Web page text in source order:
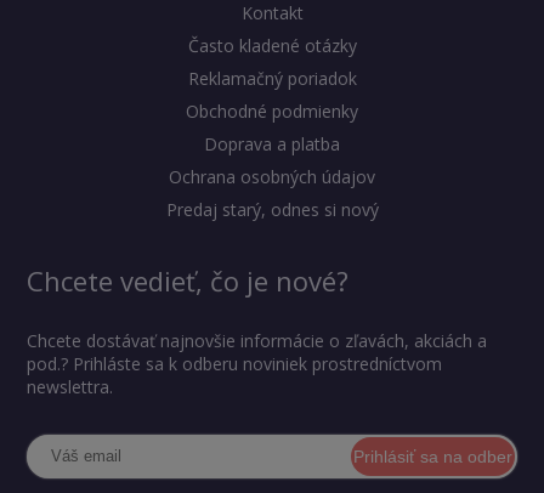
Kontakt
Často kladené otázky
Reklamačný poriadok
Obchodné podmienky
Doprava a platba
Ochrana osobných údajov
Predaj starý, odnes si nový
Chcete vedieť, čo je nové?
Chcete dostávať najnovšie informácie o zľavách, akciách a
pod.? Prihláste sa k odberu noviniek prostredníctvom
newslettra.
Prihlásiť sa na odber